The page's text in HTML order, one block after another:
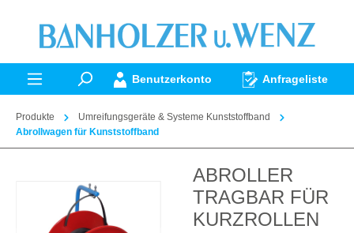
springen
Benutzerkonto Anfrageliste
Produkte
Umreifungsgeräte & Systeme Kunststoffband
Abrollwagen für Kunststoffband
ABROLLER
TRAGBAR FÜR
KURZROLLEN